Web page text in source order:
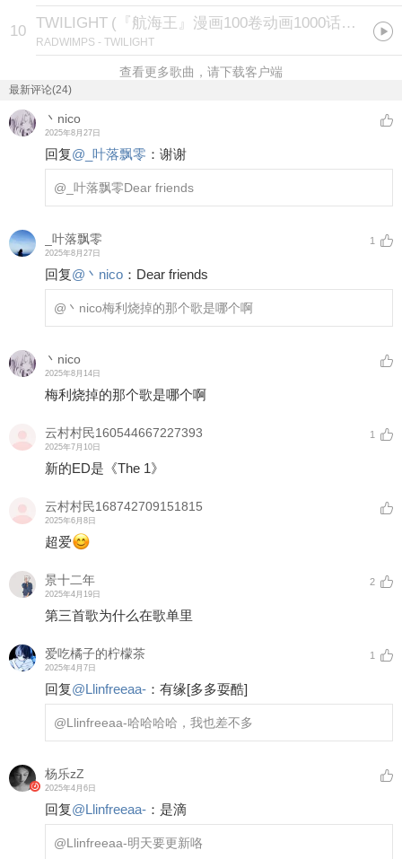
10 TWILIGHT ( 『航海王』漫画100卷动画1000话纪念企划「WE ARE ONE.」主题曲
RADWIMPS - TWILIGHT
查看更多歌曲，请下载客户端
最新评论(24)
丶nico
2025年8月27日
回复@ _叶落飘零 ： 谢谢
@_叶落飘零Dear friends
_叶落飘零
2025年8月27日
1
回复@ 丶nico ： Dear friends
@丶nico梅利烧掉的那个歌是哪个啊
丶nico
2025年8月14日
梅利烧掉的那个歌是哪个啊
云村村民160544667227393
2025年7月10日
1
新的ED是《The 1》
云村村民168742709151815
2025年6月8日
超爱
景十二年
2025年4月19日
2
第三首歌为什么在歌单里
爱吃橘子的柠檬茶
2025年4月7日
1
回复@Llinfreeaa- ： 有缘[多多耍酷]
@Llinfreeaa-哈哈哈哈，我也差不多
杨乐zZ
2025年4月6日
回复@Llinfreeaa- ： 是滴
@Llinfreeaa-明天要更新咯